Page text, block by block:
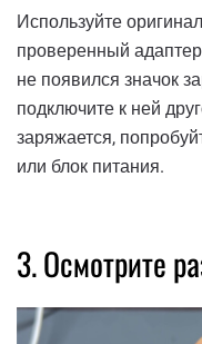
Используйте
проверенный
не появился значок
подключите к ней
заряжается,
или блок питания.
3. Осмотрите